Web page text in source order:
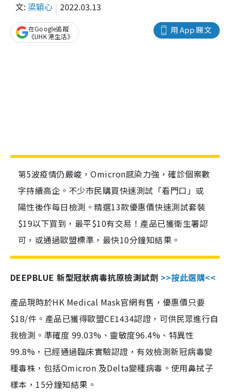
文: 梁穎心 2022.03.13
用 App 睇文
在Google追蹤
《UHK 港生活》
第5波疫情仍嚴峻，Omicron感染力強，確診個案數
字持續高企。不少市民購買快速測試「看門口」或
陽性後作每日檢測。精選13款優惠價快速測試套裝
$19以下買到，最平$10有交易！產品已獲衛生署認
可，或通過歐盟標準，最快10分鐘知結果。
DEEPBLUE 新型冠狀病毒抗原檢測試劑 >>按此選購<<
產品現時於HK Medical Mask官網有售，優惠價只要
$18/件。產品已獲得歐盟CE1434認證，可供民眾進行自
我檢測。準確度 99.03%、靈敏度96.4%、特異性
99.8%，已經通過臨床實驗認證，有效檢測新冠病毒變
種毒株，包括Omicron 及Delta變種病毒。使用鼻拭子
樣本，15分鐘知結果。